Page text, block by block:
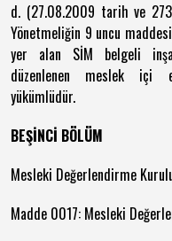
d. (27.08.2009 tarih ve
Yönetmeliğin 9 uncu
yer alan SİM belgeli
düzenlenen meslek içi
yükümlüdür.
BEŞİNCİ BÖLÜM
Mesleki Değerlendirme
Madde 0017: Mesleki